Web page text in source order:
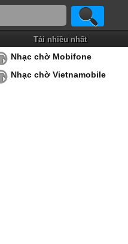
Tải nhiều nhất
Nhạc chờ Mobifone
Nhạc chờ Vietnamobile